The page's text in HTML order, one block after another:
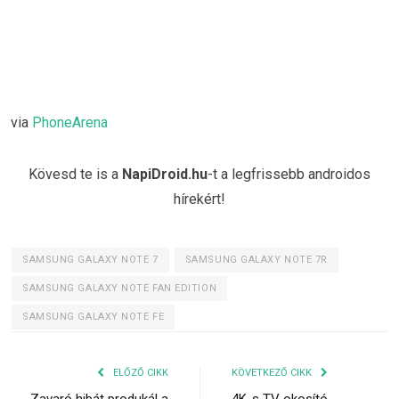
via PhoneArena
Kövesd te is a NapiDroid.hu-t a legfrissebb androidos
hírekért!
SAMSUNG GALAXY NOTE 7 SAMSUNG GALAXY NOTE 7R
SAMSUNG GALAXY NOTE FAN EDITION
SAMSUNG GALAXY NOTE FE
ELŐZŐ CIKK KÖVETKEZŐ CIKK